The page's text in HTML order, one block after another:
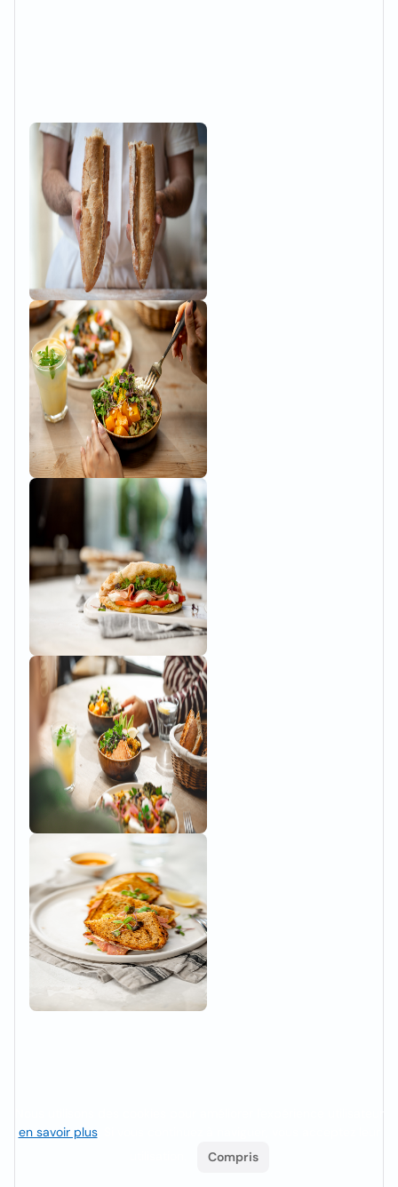
Nous utilisons des cookies pour améliorer l'expérience utilisateur
en savoir plus. Si vous continuez à naviguer, vous acceptez leur
Compris